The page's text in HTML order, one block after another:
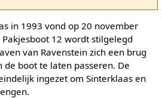
in 1993 vond op 20 november
12 wordt stilgelegd
van Ravenstein zich een brug
boot te laten passeren. De
ingezet om Sinterklaas en